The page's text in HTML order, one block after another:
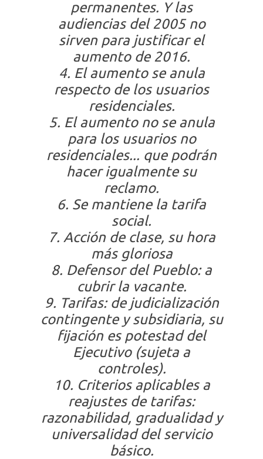
permanentes. Y las
audiencias del 2005 no
sirven para justificar el
aumento de 2016.
4. El aumento se anula
respecto de los usuarios
residenciales.
5. El aumento no se anula
para los usuarios no
residenciales... que podrán
hacer igualmente su
reclamo.
6. Se mantiene la tarifa
social.
7. Acción de clase, su hora
más gloriosa
8. Defensor del Pueblo: a
cubrir la vacante.
9. Tarifas: de judicialización
contingente y subsidiaria, su
fijación es potestad del
Ejecutivo (sujeta a
controles).
10. Criterios aplicables a
reajustes de tarifas:
razonabilidad, gradualidad y
universalidad del servicio
básico.